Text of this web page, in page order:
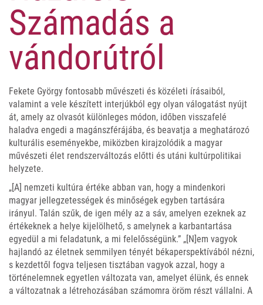
Számadás a
vándorútról
Fekete György fontosabb művészeti és közéleti írásaiból,
valamint a vele készített interjúkból egy olyan válogatást nyújt
át, amely az olvasót különleges módon, időben visszafelé
haladva engedi a magánszférájába, és beavatja a meghatározó
kulturális eseményekbe, miközben kirajzolódik a magyar
művészeti élet rendszerváltozás előtti és utáni kultúrpolitikai
helyzete.
„[A] nemzeti kultúra értéke abban van, hogy a mindenkori
magyar jellegzetességek és minőségek egyben tartására
irányul. Talán szűk, de igen mély az a sáv, amelyen ezeknek az
értékeknek a helye kijelölhető, s amelynek a karbantartása
egyedül a mi feladatunk, a mi felelősségünk.” „[N]em vagyok
hajlandó az életnek semmilyen tényét békaperspektívából nézni,
s kezdettől fogva teljesen tisztában vagyok azzal, hogy a
történelemnek egyetlen változata van, amelyet élünk, és ennek
a változatnak a létrehozásában számomra öröm részt vállalni. A